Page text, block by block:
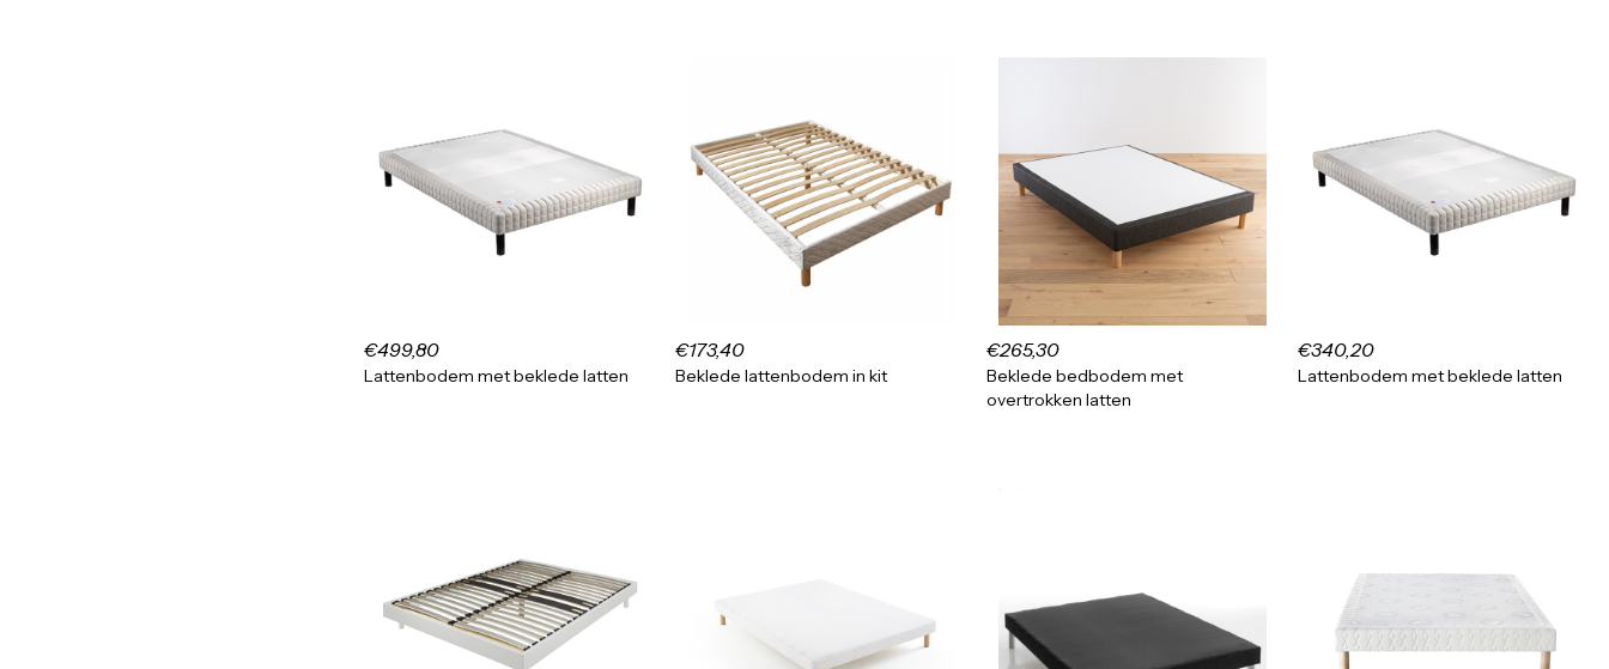
€499,80
Lattenbodem met beklede latten
€173,40
Beklede lattenbodem in kit
€265,30
Beklede bedbodem met
overtrokken latten
€340,20
Lattenbodem met beklede latten